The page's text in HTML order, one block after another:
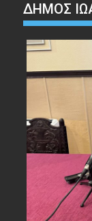
ΔΗΜΟΣ